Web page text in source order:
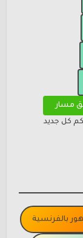
مسار
كل جديد
بالفرنسية